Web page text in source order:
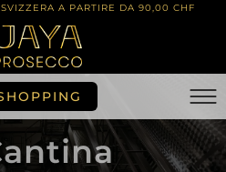
A PARTIRE DA 90,00 CHF